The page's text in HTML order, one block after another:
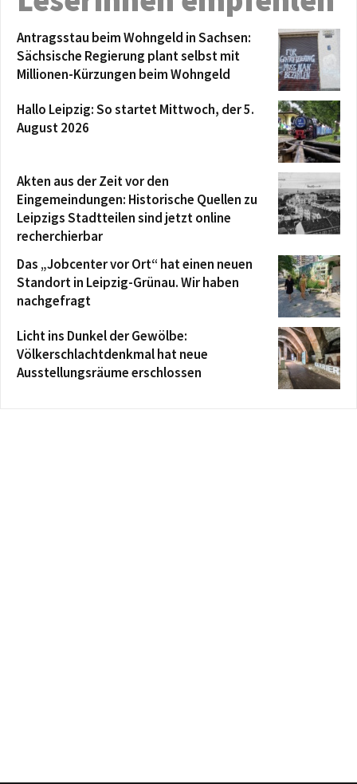
Antragsstau beim Wohngeld in Sachsen:
Sächsische Regierung plant selbst mit
Millionen-Kürzungen beim Wohngeld
Hallo Leipzig: So startet Mittwoch, der 5.
August 2026
Akten aus der Zeit vor den
Eingemeindungen: Historische Quellen zu
Leipzigs Stadtteilen sind jetzt online
recherchierbar
Das „Jobcenter vor Ort“ hat einen neuen
Standort in Leipzig-Grünau. Wir haben
nachgefragt
Licht ins Dunkel der Gewölbe:
Völkerschlachtdenkmal hat neue
Ausstellungsräume erschlossen